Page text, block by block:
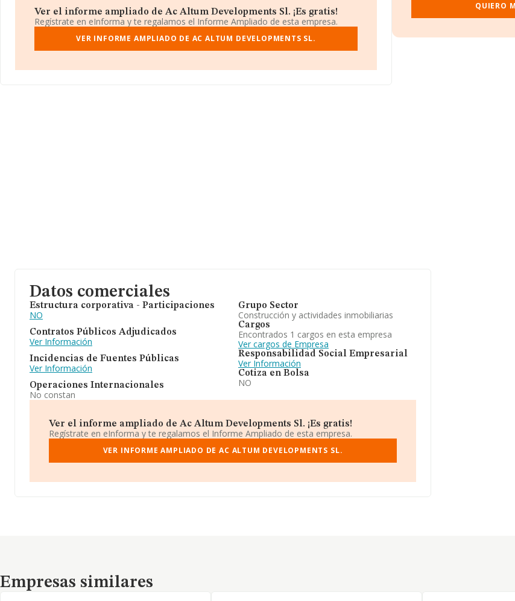
La compañíaAc Altum Developments S.L , B71536015, tiene domicilio fiscal en Calle
Adela Bazo núm. 2 Piso 8 D, (31006), Pamplona, Navarra.
En base a la información de la que dispone INFORMA sobre 188.948 compañías, en el
promedio de facturación de 194 mil euros entre todas las compañías. Teniendo en cuenta la
Ver el informe ampliado de Ac Altum Developments Sl. ¡Es gratis!
Regístrate en eInforma y te regalamos el Informe Ampliado de esta empresa.
VER INFORME AMPLIADO DE AC ALTUM DEVELOPMENTS SL.
QUIERO
Datos comerciales
Estructura corporativa - Participaciones
NO
Contratos Públicos Adjudicados
Ver Información
Incidencias de Fuentes Públicas
Ver Información
Operaciones Internacionales
No constan
Grupo Sector
Construcción y actividades inmobiliarias
Cargos
Encontrados 1 cargos en esta empresa
Ver cargos de Empresa
Responsabilidad Social Empresarial
Ver Información
Cotiza en Bolsa
NO
Ver el informe ampliado de Ac Altum Developments Sl. ¡Es gratis!
Regístrate en eInforma y te regalamos el Informe Ampliado de esta empresa.
VER INFORME AMPLIADO DE AC ALTUM DEVELOPMENTS SL.
Empresas similares
Empresas similares